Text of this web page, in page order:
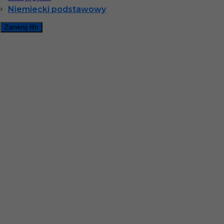
Niemiecki podstawowy
Zamknij filtr